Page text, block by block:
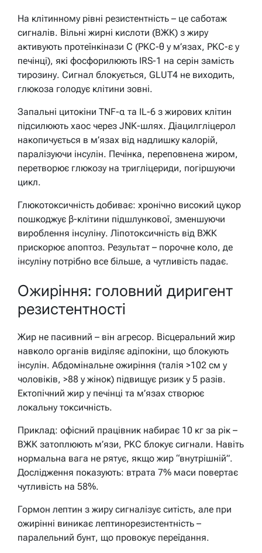
На клітинному рівні резистентність – це саботаж
сигналів. Вільні жирні кислоти (ВЖК) з жиру
активують протеїнкінази C (PKC-θ у м’язах, PKC-ε у
печінці), які фосфорилюють IRS-1 на серін замість
тирозину. Сигнал блокується, GLUT4 не виходить,
глюкоза голодує клітини зовні.
Запальні цитокіни TNF-α та IL-6 з жирових клітин
підсилюють хаос через JNK-шлях. Діацилгліцерол
накопичується в м’язах від надлишку калорій,
паралізуючи інсулін. Печінка, переповнена жиром,
перетворює глюкозу на тригліцериди, погіршуючи
цикл.
Глюкотоксичність добиває: хронічно високий цукор
пошкоджує β-клітини підшлункової, зменшуючи
вироблення інсуліну. Ліпотоксичність від ВЖК
прискорює апоптоз. Результат – порочне коло, де
інсуліну потрібно все більше, а чутливість падає.
Ожиріння: головний диригент
резистентності
Жир не пасивний – він агресор. Вісцеральний жир
навколо органів виділяє адіпокіни, що блокують
інсулін. Абдомінальне ожиріння (талія >102 см у
чоловіків, >88 у жінок) підвищує ризик у 5 разів.
Ектопічний жир у печінці та м’язах створює
локальну токсичність.
Приклад: офісний працівник набирає 10 кг за рік –
ВЖК затоплюють м’язи, PKC блокує сигнали. Навіть
нормальна вага не рятує, якщо жир “внутрішній”.
Дослідження показують: втрата 7% маси повертає
чутливість на 58%.
Гормон лептин з жиру сигналізує ситість, але при
ожирінні виникає лептинорезистентність –
паралельний бунт, що провокує переїдання.